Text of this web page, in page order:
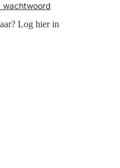
wachtwoord
Log hier in